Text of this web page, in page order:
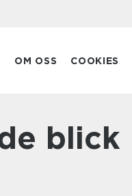
OM OSS COOKIES